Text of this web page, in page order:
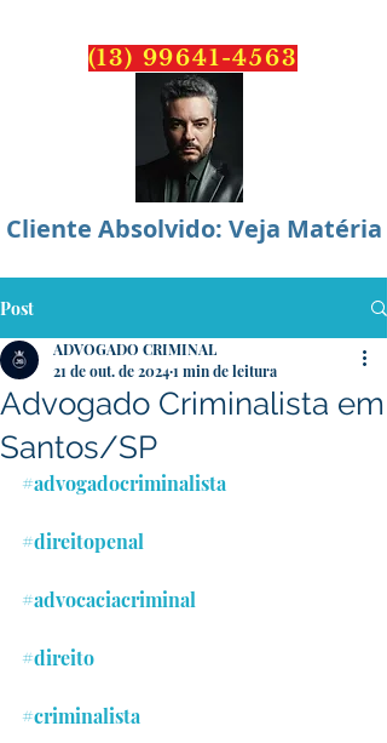
(13) 99641-4563
Cliente Absolvido: Veja Matéria
Post
Advogado Criminalista em
Santos/SP
ADVOGADO CRIMINAL
21 de out. de 20241 min de leitura
#advogadocriminalista
#direitopenal
#advocaciacriminal
#direito
#criminalista